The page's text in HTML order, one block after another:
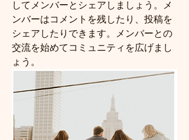
してメンバーとシェアしましょう。メ
ンバーはコメントを残したり、投稿を
シェアしたりできます。メンバーとの
交流を始めてコミュニティを広げまし
ょう。